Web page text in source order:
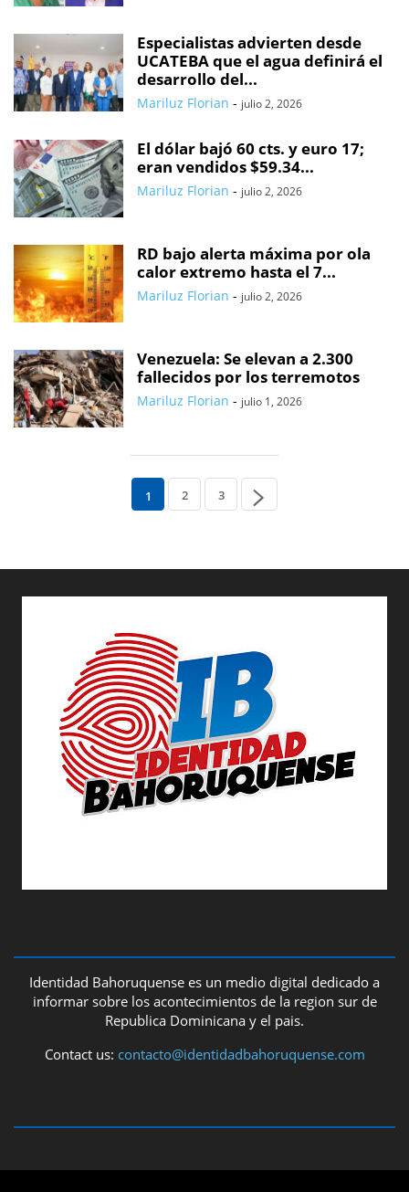
Especialistas advierten desde
UCATEBA que el agua definirá el
desarrollo del...
Mariluz Florian - julio 2, 2026
El dólar bajó 60 cts. y euro 17;
eran vendidos $59.34...
Mariluz Florian - julio 2, 2026
RD bajo alerta máxima por ola
calor extremo hasta el 7...
Mariluz Florian - julio 2, 2026
Venezuela: Se elevan a 2.300
fallecidos por los terremotos
Mariluz Florian - julio 1, 2026
1 2 3
Identidad Bahoruquense es un medio digital dedicado a
informar sobre los acontecimientos de la region sur de
Republica Dominicana y el pais.
Contact us: contacto@identidadbahoruquense.com